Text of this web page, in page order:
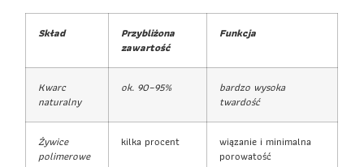
Skład
Przybliżona
zawartość
Funkcja
Kwarc
naturalny
ok. 90–95%
bardzo wysoka
twardość
Żywice
polimerowe
kilka procent
wiązanie i minimalna
porowatość